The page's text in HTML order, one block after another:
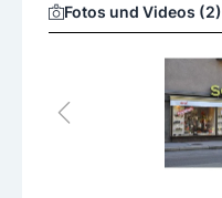
Fotos und Videos (2)